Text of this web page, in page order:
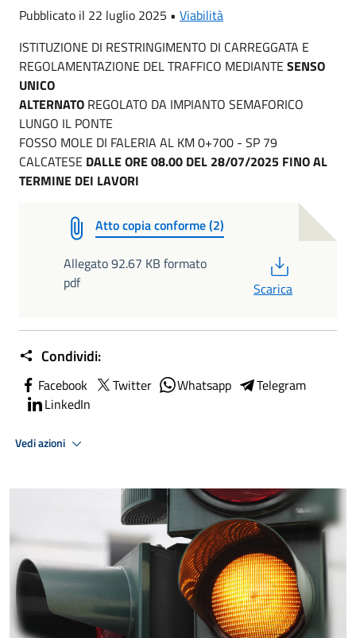
Pubblicato il 22 luglio 2025 • Viabilità
ISTITUZIONE DI RESTRINGIMENTO DI CARREGGATA E
REGOLAMENTAZIONE DEL TRAFFICO MEDIANTE SENSO
UNICO
ALTERNATO REGOLATO DA IMPIANTO SEMAFORICO
LUNGO IL PONTE
FOSSO MOLE DI FALERIA AL KM 0+700 - SP 79
CALCATESE DALLE ORE 08.00 DEL 28/07/2025 FINO AL
TERMINE DEI LAVORI
Atto copia conforme (2)
Allegato 92.67 KB formato
pdf
Scarica
Condividi:
Facebook Twitter Whatsapp
Telegram
LinkedIn
Vedi azioni